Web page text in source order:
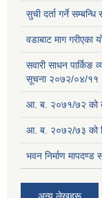
सुची दर्ता गर्ने
वडाबाट माग
सवारी साधन
सूचना २०७२/०४/११
आ. ब. २०७१/७२ को
आ. ब. २०७२/७३ को
भवन निर्माण
अन्य लेखहरू